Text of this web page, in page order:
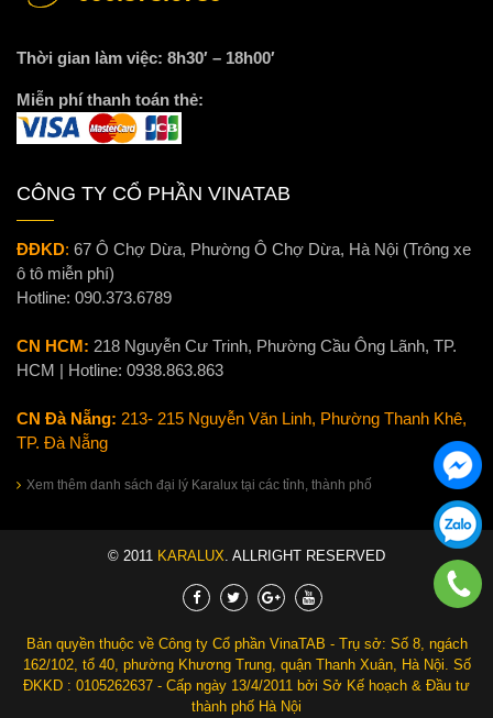
Thời gian làm việc: 8h30′ – 18h00′
Miễn phí thanh toán thẻ:
CÔNG TY CỔ PHẦN VINATAB
ĐĐKD: 67 Ô Chợ Dừa, Phường Ô Chợ Dừa, Hà Nội (Trông xe
ô tô miễn phí)
Hotline: 090.373.6789
CN HCM: 218 Nguyễn Cư Trinh, Phường Cầu Ông Lãnh, TP.
HCM | Hotline: 0938.863.863
CN Đà Nẵng: 213- 215 Nguyễn Văn Linh, Phường Thanh Khê,
TP. Đà Nẵng
Xem thêm danh sách đại lý Karalux tại các tỉnh, thành phố
© 2011 KARALUX . ALLRIGHT RESERVED
Bản quyền thuộc về Công ty Cổ phần VinaTAB - Trụ sở: Số 8, ngách
162/102, tổ 40, phường Khương Trung, quận Thanh Xuân, Hà Nội. Số
ĐKKD : 0105262637 - Cấp ngày 13/4/2011 bởi Sở Kế hoạch & Đầu tư
thành phố Hà Nội